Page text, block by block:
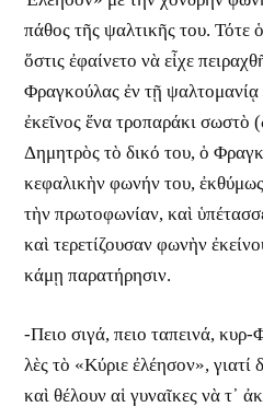
πάθος τῆς ψαλτικῆς του.
ὅστις ἐφαίνετο νὰ εἶχε
Φραγκούλας ἐν τῇ ψαλτομανίᾳ
ἐκεῖνος ἕνα τροπαράκι σωστὸ
Δημητρὸς τὸ δικό του, ὁ
κεφαλικὴν φωνήν του,
τὴν πρωτοφωνίαν, καὶ
καὶ τερετίζουσαν φωνὴν
κάμῃ παρατήρησιν.
-Πειο σιγά, πειο ταπεινά,
λὲς τὸ «Κύριε ἐλέησον»,
καὶ θέλουν αἱ γυναῖκες νὰ τ᾿